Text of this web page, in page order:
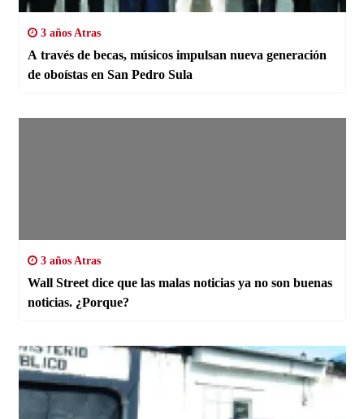
3 años Atras
A través de becas, músicos impulsan nueva generación
de oboístas en San Pedro Sula
3 años Atras
Wall Street dice que las malas noticias ya no son buenas
noticias. ¿Porque?